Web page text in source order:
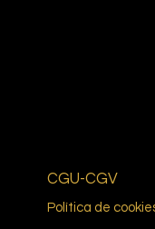
CGU-CGV
Política de